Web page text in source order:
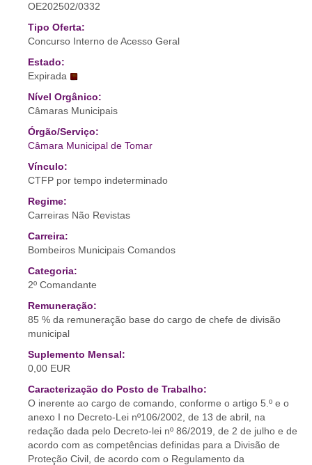
OE202502/0332
Tipo Oferta:
Concurso Interno de Acesso Geral
Estado:
Expirada
Nível Orgânico:
Câmaras Municipais
Órgão/Serviço:
Câmara Municipal de Tomar
Vínculo:
CTFP por tempo indeterminado
Regime:
Carreiras Não Revistas
Carreira:
Bombeiros Municipais Comandos
Categoria:
2º Comandante
Remuneração:
85 % da remuneração base do cargo de chefe de divisão
municipal
Suplemento Mensal:
0,00 EUR
Caracterização do Posto de Trabalho:
O inerente ao cargo de comando, conforme o artigo 5.º e o
anexo I no Decreto-Lei nº106/2002, de 13 de abril, na
redação dada pelo Decreto-lei nº 86/2019, de 2 de julho e de
acordo com as competências definidas para a Divisão de
Proteção Civil, de acordo com o Regulamento da